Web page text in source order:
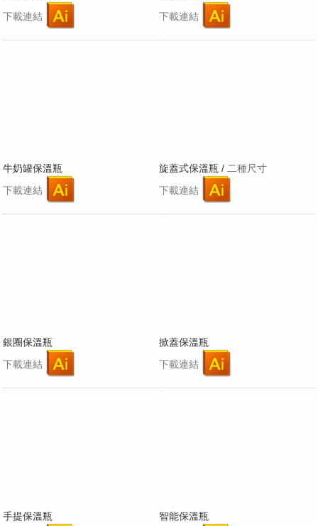
下載連結
下載連結
牛奶罐保溫瓶
下載連結
旋蓋式保溫瓶 / 二種尺寸
下載連結
銀圈保溫瓶
下載連結
掀蓋保溫瓶
下載連結
手提保溫瓶
智能保溫瓶